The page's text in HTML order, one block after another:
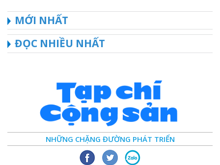
MỚI NHẤT
ĐỌC NHIỀU NHẤT
NHỮNG CHẶNG ĐƯỜNG PHÁT TRIỂN